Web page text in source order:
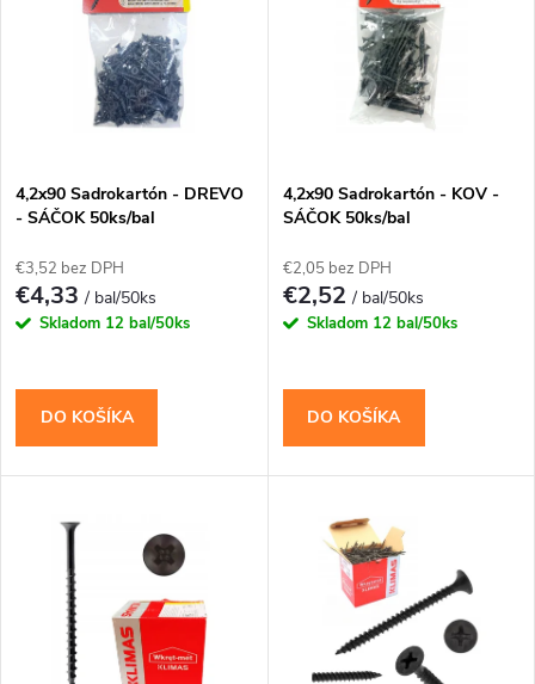
e
p
r
o
d
Abecedne
s
p
r
u
4,2x90 Sadrokartón - DREVO
- SÁČOK 50ks/bal
€3,52 bez DPH
€4,33/ bal/50ks
Skladom 12 bal/50ks
DO KOŠÍKA
4,2x90 Sadrokartón - KOV -
SÁČOK 50ks/bal
€2,05 bez DPH
€2,52/ bal/50ks
Skladom 12 bal/50ks
DO KOŠÍKA